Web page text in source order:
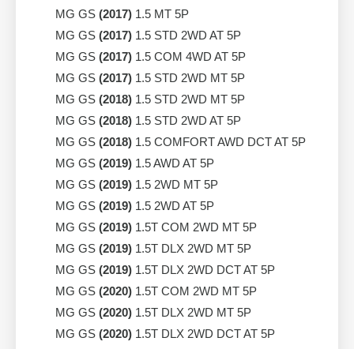
MG GS (2017) 1.5 MT 5P
MG GS (2017) 1.5 STD 2WD AT 5P
MG GS (2017) 1.5 COM 4WD AT 5P
MG GS (2017) 1.5 STD 2WD MT 5P
MG GS (2018) 1.5 STD 2WD MT 5P
MG GS (2018) 1.5 STD 2WD AT 5P
MG GS (2018) 1.5 COMFORT AWD DCT AT 5P
MG GS (2019) 1.5 AWD AT 5P
MG GS (2019) 1.5 2WD MT 5P
MG GS (2019) 1.5 2WD AT 5P
MG GS (2019) 1.5T COM 2WD MT 5P
MG GS (2019) 1.5T DLX 2WD MT 5P
MG GS (2019) 1.5T DLX 2WD DCT AT 5P
MG GS (2020) 1.5T COM 2WD MT 5P
MG GS (2020) 1.5T DLX 2WD MT 5P
MG GS (2020) 1.5T DLX 2WD DCT AT 5P